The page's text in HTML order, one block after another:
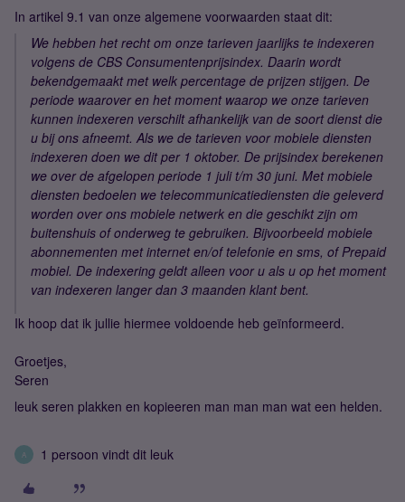
In artikel 9.1 van onze algemene voorwaarden staat dit:
We hebben het recht om onze tarieven jaarlijks te indexeren
volgens de CBS Consumentenprijsindex. Daarin wordt
bekendgemaakt met welk percentage de prijzen stijgen. De
periode waarover en het moment waarop we onze tarieven
kunnen indexeren verschilt afhankelijk van de soort dienst die
u bij ons afneemt. Als we de tarieven voor mobiele diensten
indexeren doen we dit per 1 oktober. De prijsindex berekenen
we over de afgelopen periode 1 juli t/m 30 juni. Met mobiele
diensten bedoelen we telecommunicatiediensten die geleverd
worden over ons mobiele netwerk en die geschikt zijn om
buitenshuis of onderweg te gebruiken. Bijvoorbeeld mobiele
abonnementen met internet en/of telefonie en sms, of Prepaid
mobiel. De indexering geldt alleen voor u als u op het moment
van indexeren langer dan 3 maanden klant bent.
Ik hoop dat ik jullie hiermee voldoende heb geïnformeerd.
Groetjes,
Seren
leuk seren plakken en kopieeren man man man wat een helden.
A 1 persoon vindt dit leuk